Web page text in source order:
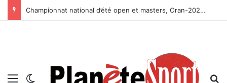
Championnat national d’été open et masters, Oran-2026 — Le CRB s’adjuge le titre
Menu Switch skin